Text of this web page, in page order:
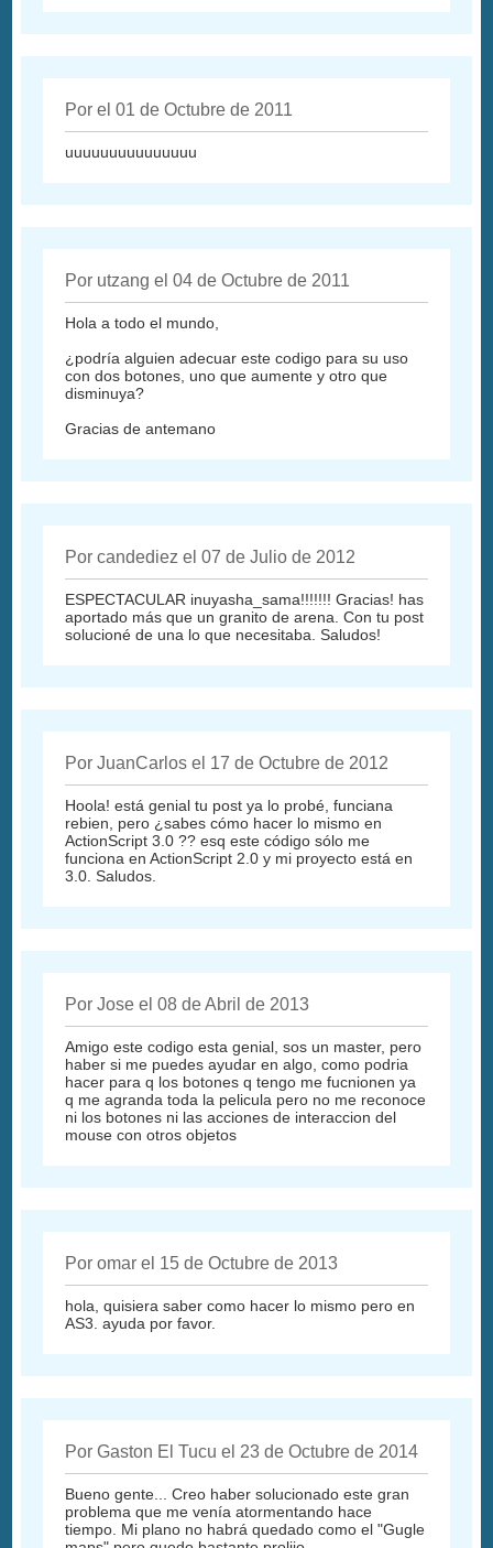
Por el 01 de Octubre de 2011
uuuuuuuuuuuuuuu
Por utzang el 04 de Octubre de 2011
Hola a todo el mundo,
¿podría alguien adecuar este codigo para su uso
con dos botones, uno que aumente y otro que
disminuya?
Gracias de antemano
Por candediez el 07 de Julio de 2012
ESPECTACULAR inuyasha_sama!!!!!!! Gracias! has
aportado más que un granito de arena. Con tu post
solucioné de una lo que necesitaba. Saludos!
Por JuanCarlos el 17 de Octubre de 2012
Hoola! está genial tu post ya lo probé, funciana
rebien, pero ¿sabes cómo hacer lo mismo en
ActionScript 3.0 ?? esq este código sólo me
funciona en ActionScript 2.0 y mi proyecto está en
3.0. Saludos.
Por Jose el 08 de Abril de 2013
Amigo este codigo esta genial, sos un master, pero
haber si me puedes ayudar en algo, como podria
hacer para q los botones q tengo me fucnionen ya
q me agranda toda la pelicula pero no me reconoce
ni los botones ni las acciones de interaccion del
mouse con otros objetos
Por omar el 15 de Octubre de 2013
hola, quisiera saber como hacer lo mismo pero en
AS3. ayuda por favor.
Por Gaston El Tucu el 23 de Octubre de 2014
Bueno gente... Creo haber solucionado este gran
problema que me venía atormentando hace
tiempo. Mi plano no habrá quedado como el "Gugle